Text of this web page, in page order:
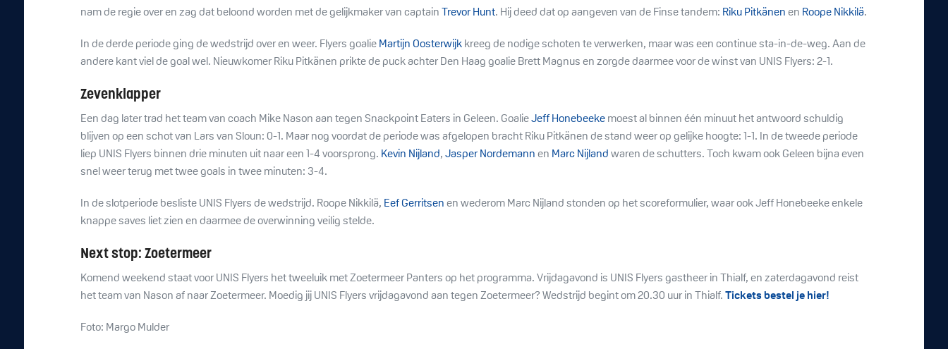
nam de regie over en zag dat beloond worden met de gelijkmaker van captain
Trevor Hunt. Hij deed dat op aangeven van de Finse tandem: Riku Pitkänen en Roope Nikkilä.
In de derde periode ging de wedstrijd over en weer. Flyers goalie Martijn Oosterwijkkreeg de nodige schoten te verwerken, maar was een continue sta-in-de-weg. Aan de
andere kant viel de goal wel. Nieuwkomer Riku Pitkänen prikte de puck achter Den Haag goalie Brett Magnus en zorgde daarmee voor de winst van UNIS Flyers: 2-1.
Zevenklapper
Een dag later trad het team van coach Mike Nason aan tegen Snackpoint Eaters in Geleen. GoalieJeff Honebeekemoest al binnen één minuut het antwoord schuldig
blijven op een schot van Lars van Sloun: 0-1. Maar nog voordat de periode was afgelopen bracht Riku Pitkänen de stand weer op gelijke hoogte: 1-1. In de tweede periode
liep UNIS Flyers binnen drie minuten uit naar een 1-4 voorsprong. Kevin Nijland, Jasper Nordemann en Marc Nijland waren de schutters. Toch kwam ook Geleen bijna even
snel weer terug met twee goals in twee minuten: 3-4.
In de slotperiode besliste UNIS Flyers de wedstrijd. Roope Nikkilä, Eef Gerritsen en wederom Marc Nijland stonden op het scoreformulier, waar ook Jeff Honebeeke enkele
knappe saves liet zien en daarmee de overwinning veilig stelde.
Next stop: Zoetermeer
Komend weekend staat voor UNIS Flyers het tweeluik met Zoetermeer Panters op het programma. Vrijdagavond is UNIS Flyers gastheer in Thialf, en zaterdagavond reist
het team van Nason af naar Zoetermeer. Moedig jij UNIS Flyers vrijdagavond aan tegen Zoetermeer? Wedstrijd begint om 20.30 uur in Thialf. Tickets bestel je hier!
Foto: Margo Mulder